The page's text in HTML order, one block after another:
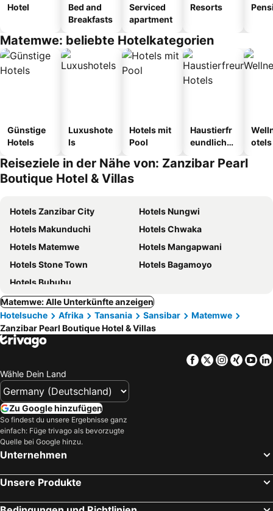
Hotel
Bed and
Breakfasts
Serviced
apartment
Resorts
Matemwe: beliebte Hotelkategorien
Günstige
Hotels
Luxushote
ls
Hotels mit
Pool
Haustierfr
eundliche
otels
Reiseziele in der Nähe von: Zanzibar Pearl
Boutique Hotel & Villas
Hotels Zanzibar City
Hotels Nungwi
Hotels Makunduchi
Hotels Chwaka
Hotels Matemwe
Hotels Mangapwani
Hotels Stone Town
Hotels Bagamoyo
Hotels Bububu
Matemwe: Alle Unterkünfte anzeigen
Hotelsuche
Afrika Tansania Sansibar
Matemwe
Zanzibar Pearl Boutique Hotel & Villas
Facebook
TwitterXing
Wähle Dein Land
Zu Google hinzufügen
So findest du unsere Ergebnisse ganz
einfach: Füge trivago als bevorzugte
Quelle bei Google hinzu.
Unternehmen
Unsere Produkte